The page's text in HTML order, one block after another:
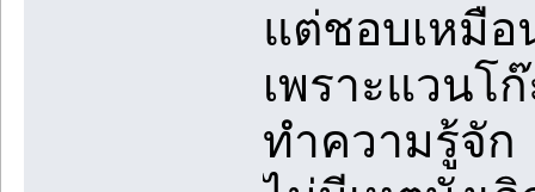
แต่ชอบเหมื
เพราะแวนโ
ทำความรู้จัก